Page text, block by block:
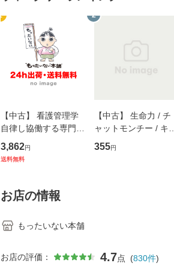
1
【中古】 看護管理学
自律し協働する専門職
の看護マネジメントス
キル 改訂第3版 (看護
堂 [単行
3,862円
送料無料
2
【中古】 生命力 / チ
ャットモンチー / キュ
ーンレコード [CD]
【メール便送料無料】
355円
お店の情報
もったいない本舗
お店の評価： 4.7点 (830件)